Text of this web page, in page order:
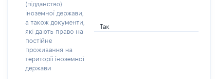
(підданство)
іноземної держави,
а також документи,
які дають право на
постійне
проживання на
території іноземної
держави
Так